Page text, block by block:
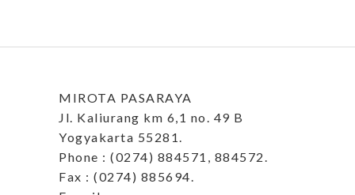
MIROTA PASARAYA
Jl. Kaliurang km 6,1 no. 49 B
Yogyakarta 55281.
Phone : (0274) 884571, 884572.
Fax : (0274) 885694.